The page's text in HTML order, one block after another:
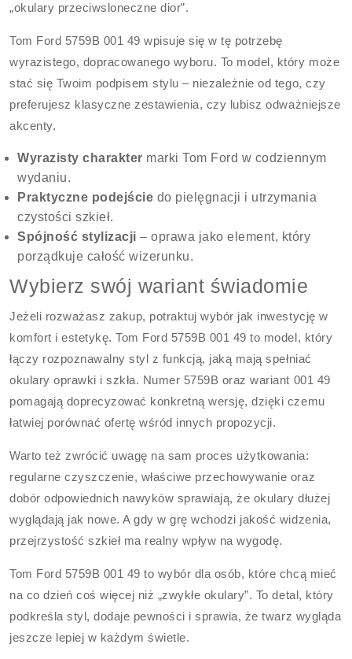
„okulary przeciwsloneczne dior”.
Tom Ford 5759B 001 49 wpisuje się w tę potrzebę
wyrazistego, dopracowanego wyboru. To model, który może
stać się Twoim podpisem stylu – niezależnie od tego, czy
preferujesz klasyczne zestawienia, czy lubisz odważniejsze
akcenty.
Wyrazisty charakter marki Tom Ford w codziennym
wydaniu.
Praktyczne podejście do pielęgnacji i utrzymania
czystości szkieł.
Spójność stylizacji – oprawa jako element, który
porządkuje całość wizerunku.
Wybierz swój wariant świadomie
Jeżeli rozważasz zakup, potraktuj wybór jak inwestycję w
komfort i estetykę. Tom Ford 5759B 001 49 to model, który
łączy rozpoznawalny styl z funkcją, jaką mają spełniać
okulary oprawki i szkła. Numer 5759B oraz wariant 001 49
pomagają doprecyzować konkretną wersję, dzięki czemu
łatwiej porównać ofertę wśród innych propozycji.
Warto też zwrócić uwagę na sam proces użytkowania:
regularne czyszczenie, właściwe przechowywanie oraz
dobór odpowiednich nawyków sprawiają, że okulary dłużej
wyglądają jak nowe. A gdy w grę wchodzi jakość widzenia,
przejrzystość szkieł ma realny wpływ na wygodę.
Tom Ford 5759B 001 49 to wybór dla osób, które chcą mieć
na co dzień coś więcej niż „zwykłe okulary”. To detal, który
podkreśla styl, dodaje pewności i sprawia, że twarz wygląda
jeszcze lepiej w każdym świetle.